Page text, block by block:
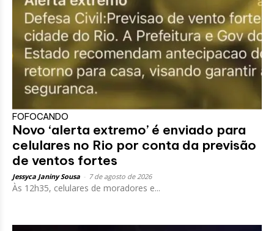
FOFOCANDO
Novo ‘alerta extremo’ é enviado para
celulares no Rio por conta da previsão
de ventos fortes
Jessyca Janiny Sousa 7 de agosto de 2026
Às 12h35, celulares de moradores e...